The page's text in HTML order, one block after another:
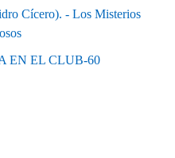
Cícero). - Los Misterios
EN EL CLUB-60